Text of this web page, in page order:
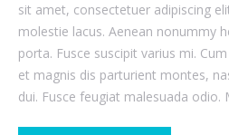
sit amet, consectetuer adipiscing
molestie lacus. Aenean nonummy
porta. Fusce suscipit varius mi.
et magnis dis parturient montes,
dui. Fusce feugiat malesuada odio.